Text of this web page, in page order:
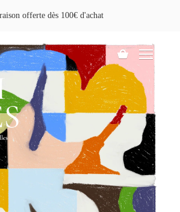
offerte dès 100€ d'achat